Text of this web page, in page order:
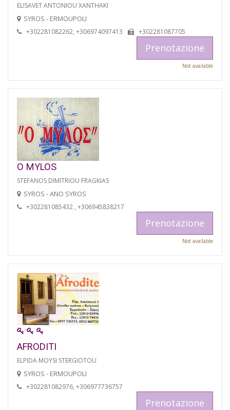
ELISAVET ANTONIOU XANTHAKI
SYROS - ERMOUPOLI
+302281082262, +306974097413 +302281087705
Prenotazione
Not available
O MYLOS
STEFANOS DIMITRIOU FRAGKIAS
SYROS - ANO SYROS
+302281085432 , +306945838217
Prenotazione
Not available
AFRODITI
ELPIDA MOYSI STERGIOTOU
SYROS - ERMOUPOLI
+302281082976, +306977736757
Prenotazione